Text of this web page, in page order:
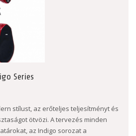
Series
stílust, az erőteljes teljesítményt és
ötvözi. A tervezés minden
az Indigo sorozat a